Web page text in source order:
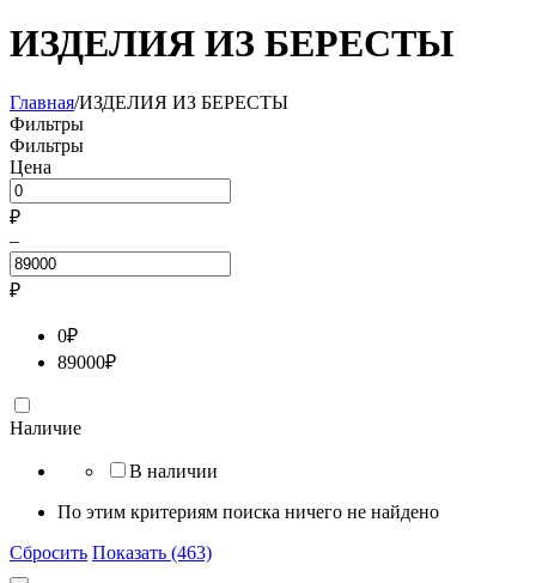
ИЗДЕЛИЯ ИЗ БЕРЕСТЫ
Главная/ИЗДЕЛИЯ ИЗ БЕРЕСТЫ
Фильтры
Фильтры
Цена
₽
–
₽
0₽
89000₽
Наличие
В наличии
По этим критериям поиска ничего не найдено
Сбросить Показать (463)